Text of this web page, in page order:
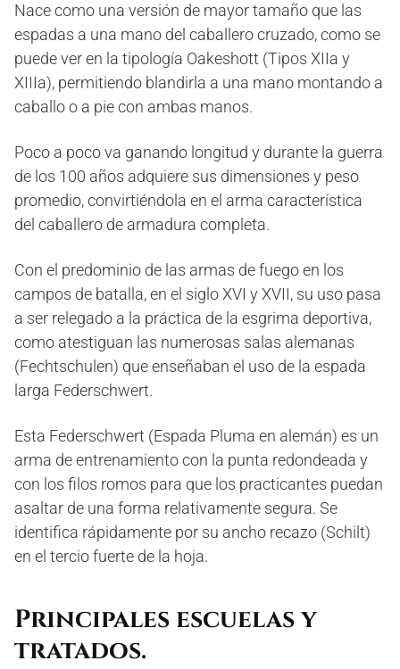
Nace como una versión de mayor tamaño que las
espadas a una mano del caballero cruzado, como se
puede ver en la tipología Oakeshott (Tipos XIIa y
XIIIa), permitiendo blandirla a una mano montando a
caballo o a pie con ambas manos.
Poco a poco va ganando longitud y durante la guerra
de los 100 años adquiere sus dimensiones y peso
promedio, convirtiéndola en el arma característica
del caballero de armadura completa.
Con el predominio de las armas de fuego en los
campos de batalla, en el siglo XVI y XVII, su uso pasa
a ser relegado a la práctica de la esgrima deportiva,
como atestiguan las numerosas salas alemanas
(Fechtschulen) que enseñaban el uso de la espada
larga Federschwert.
Esta Federschwert (Espada Pluma en alemán) es un
arma de entrenamiento con la punta redondeada y
con los filos romos para que los practicantes puedan
asaltar de una forma relativamente segura. Se
identifica rápidamente por su ancho recazo (Schilt)
en el tercio fuerte de la hoja.
Principales escuelas y
tratados.